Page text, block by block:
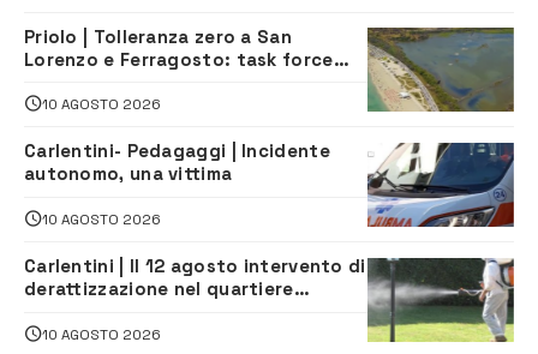
Priolo | Tolleranza zero a San
Lorenzo e Ferragosto: task force
navette gratuite
10 AGOSTO 2026
Carlentini- Pedagaggi | Incidente
autonomo, una vittima
10 AGOSTO 2026
Carlentini | Il 12 agosto intervento di
derattizzazione nel quartiere
10 AGOSTO 2026